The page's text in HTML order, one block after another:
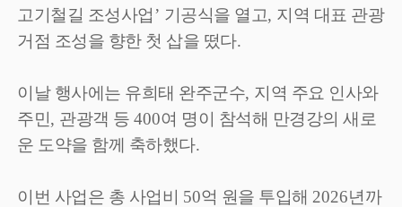
고기철길 조성사업’ 기공식을 열고, 지역 대표 관광
거점 조성을 향한 첫 삽을 떴다.
이날 행사에는 유희태 완주군수, 지역 주요 인사와
주민, 관광객 등400여 명이 참석해 만경강의 새로
운 도약을 함께 축하했다.
이번 사업은 총 사업비 50억 원을 투입해 2026년까